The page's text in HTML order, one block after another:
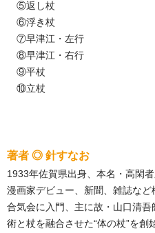
⑤返し杖
⑥浮き杖
⑦早津江・左行
⑧早津江・右行
⑨平杖
⑩立杖
著者 ◎ 針すなお
1933年佐賀県出身、本名・高閑
漫画家デビュー、新聞、雑誌など
合気会に入門、主に故・山口清
術と杖を融合させた“体の杖”を創